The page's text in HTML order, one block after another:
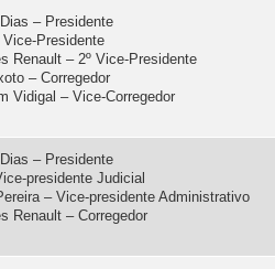
– Presidente
Vice-Presidente
Renault – 2º Vice-Presidente
– Corregedor
Vidigal – Vice-Corregedor
– Presidente
presidente Judicial
– Vice-presidente Administrativo
Renault – Corregedor